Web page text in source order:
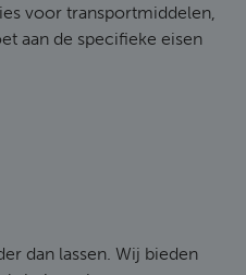
voor transportmiddelen,
aan de specifieke eisen
dan lassen. Wij bieden